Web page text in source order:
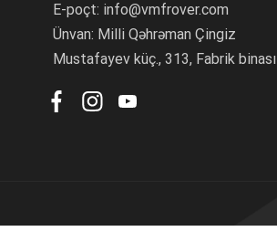
E-poçt: info@vmfrover.com
Ünvan: Milli Qəhrəman Çingiz
Mustafayev küç., 313, Fabrik binası